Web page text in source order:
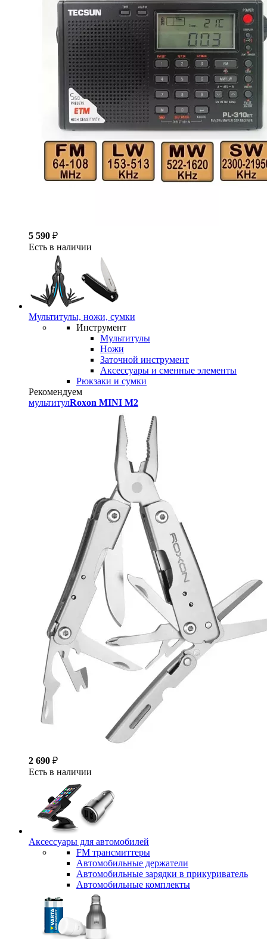
5 590 ₽
Есть в наличии
Мультитулы, ножи, сумки
Инструмент
Мультитулы
Ножи
Заточной инструмент
Аксессуары и сменные элементы
Рюкзаки и сумки
Рекомендуем
мультитулRoxon MINI M2
2 690 ₽
Есть в наличии
Аксессуары для автомобилей
FM трансмиттеры
Автомобильные держатели
Автомобильные зарядки в прикуриватель
Автомобильные комплекты